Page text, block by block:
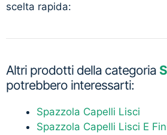
scelta rapida:
Altri prodotti della categoria
potrebbero interessarti:
Spazzola Capelli Lisci
Spazzola Capelli Lisci E